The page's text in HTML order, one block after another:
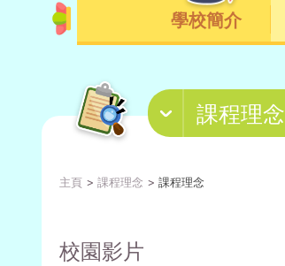
學校簡介
課程理念
主頁 課程理念 課程理念
校園影片